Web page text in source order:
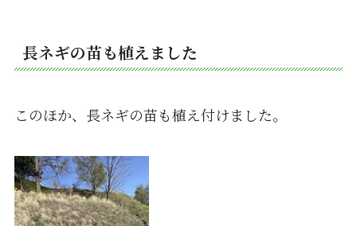
長ネギの苗も植えました
このほか、長ネギの苗も植え付けました。